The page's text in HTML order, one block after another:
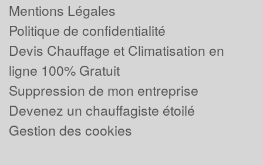
Mentions Légales
Politique de confidentialité
Devis Chauffage et Climatisation en
ligne 100% Gratuit
Suppression de mon entreprise
Devenez un chauffagiste étoilé
Gestion des cookies